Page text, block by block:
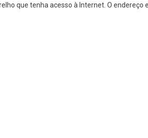
que tenha acesso à Internet. O endereço